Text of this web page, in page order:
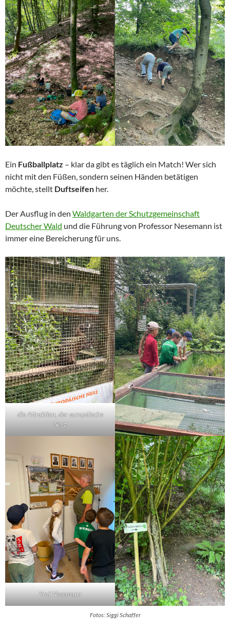
Ein Fußballplatz – klar da gibt es täglich ein Match! Wer sich
nicht mit den Füßen, sondern seinen Händen betätigen
möchte, stellt Duftseifen her.
Der Ausflug in den Waldgarten der Schutzgemeinschaft
Deutscher Wald und die Führung von Professor Nesemann ist
immer eine Bereicherung für uns.
die Attraktion, der europäische
Nerz
Prof Nesemann
Fotos: Siggi Schaffer